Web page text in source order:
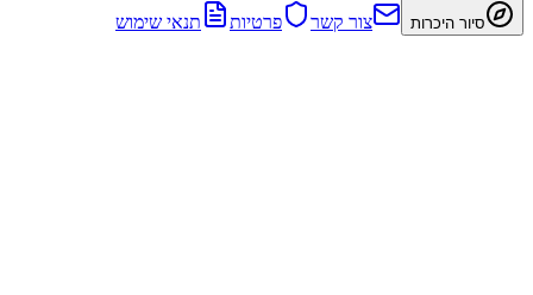
היכרות צור קשר פרטיות תנאי שימוש